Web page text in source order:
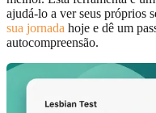
ajudá-lo a ver seus próprios
sua jornada hoje e dê um
autocompreensão.